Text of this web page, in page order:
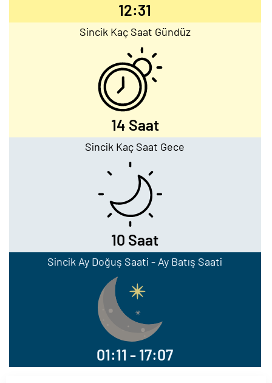
12:31
Sincik Kaç Saat Gündüz
14 Saat
Sincik Kaç Saat Gece
10 Saat
Sincik Ay Doğuş Saati - Ay Batış Saati
01:11 - 17:07